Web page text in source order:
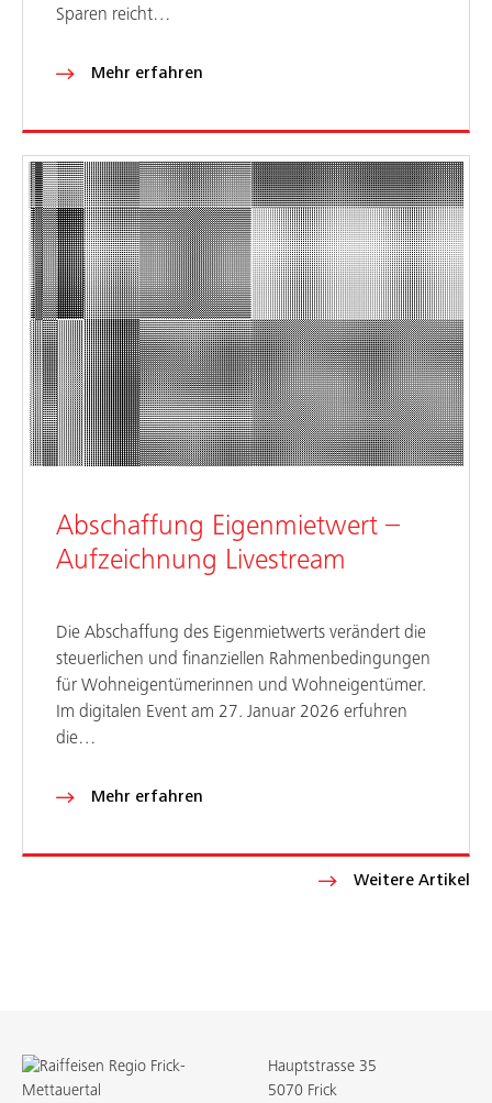
Weitere Artikel
Sparen reicht…
Mehr erfahren
Abschaffung Eigenmietwert –
Aufzeichnung Livestream
Die Abschaffung des Eigenmietwerts verändert die
steuerlichen und finanziellen Rahmenbedingungen
für Wohneigentümerinnen und Wohneigentümer.
Im digitalen Event am 27. Januar 2026 erfuhren
die…
Mehr erfahren
Hauptstrasse 35
5070 Frick